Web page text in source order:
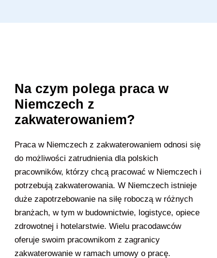
Na czym polega praca w
Niemczech z
zakwaterowaniem?
Praca w Niemczech z zakwaterowaniem odnosi się
do możliwości zatrudnienia dla polskich
pracowników, którzy chcą pracować w Niemczech i
potrzebują zakwaterowania. W Niemczech istnieje
duże zapotrzebowanie na siłę roboczą w różnych
branżach, w tym w budownictwie, logistyce, opiece
zdrowotnej i hotelarstwie. Wielu pracodawców
oferuje swoim pracownikom z zagranicy
zakwaterowanie w ramach umowy o pracę.